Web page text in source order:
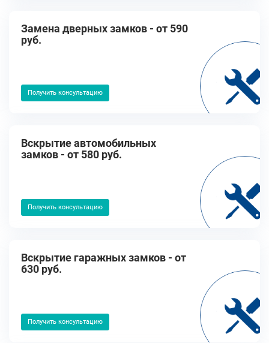
Замена дверных замков - от 590
руб.
Получить консультацию
Вскрытие автомобильных
замков - от 580 руб.
Получить консультацию
Вскрытие гаражных замков - от
630 руб.
Получить консультацию